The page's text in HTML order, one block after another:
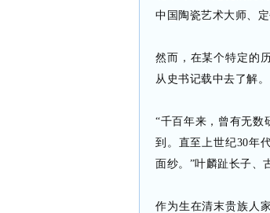
中国陶瓷艺术大师、
然而，在某个特定的
从史书记载中去了解。
“千百年来，曾有无数
到。直至上世纪30年
面纱。”叶麟趾长子、
作为生在清末贵族人